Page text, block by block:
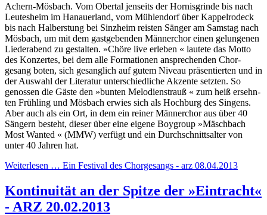
Achern-Mösbach. Vom Obertal jenseits der Hornis­grinde bis nach
Leutesheim im Hanauerland, vom Müh­lendorf über Kappelrodeck
bis nach Halberstung bei Sinz­heim reisten Sänger am Sams­tag nach
Mösbach, um mit dem gastgebenden Männerchor ei­nen gelungenen
Liederabend zu gestalten. »Chöre live er­leben « lautete das Motto
des Konzertes, bei dem alle Forma­tionen ansprechenden Chor­
gesang boten, sich gesanglich auf gutem Niveau präsentier­ten und in
der Auswahl der Li­teratur unterschiedliche Ak­zente setzten. So
genossen die Gäste den »bunten Melodi­enstrauß « zum heiß ersehn­
ten Frühling und Mösbach er­wies sich als Hochburg des Singens.
Aber auch als ein Ort, in dem ein reiner Männerchor aus über 40
Sängern besteht, dieser über eine eigene Boy­group »Mäschbach
Most Wan­ted « (MMW) verfügt und ein Durchschnittsalter von
unter 40 Jahren hat.
Weiterlesen … Ein Festival des Chorgesangs - arz 08.04.2013
Kontinuität an der Spitze der »Eintracht«
- ARZ 20.02.2013